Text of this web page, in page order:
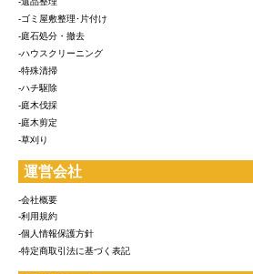
-ゴミ屋敷整理･片付け
-庭石処分・撤去
-ハウスクリーニング
-特殊清掃
-ハチ駆除
-庭木伐採
-庭木剪定
-草刈り
運営会社
-会社概要
-利用規約
-個人情報保護方針
-特定商取引法に基づく表記